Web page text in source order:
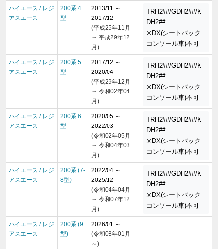
ハイエース / レジ
アスエース
200系 4
型
2013/11 ～
2017/12
(平成25年11月
～ 平成29年12
月)
TRH2##/GDH2##/K
DH2##
※DX(シートバック
コンソール車)不可
ハイエース / レジ
アスエース
200系 5
型
2017/12 ～
2020/04
(平成29年12月
～ 令和02年04
月)
TRH2##/GDH2##/K
DH2##
※DX(シートバック
コンソール車)不可
ハイエース / レジ
アスエース
200系 6
型
2020/05 ～
2022/03
(令和02年05月
～ 令和04年03
月)
TRH2##/GDH2##/K
DH2##
※DX(シートバック
コンソール車)不可
ハイエース / レジ
アスエース
200系 (7-
8型)
2022/04 ～
2025/12
(令和04年04月
～ 令和07年12
月)
TRH2##/GDH2##/K
DH2##
※DX(シートバック
コンソール車)不可
ハイエース / レジ
アスエース
200系 (9
型)
2026/01 ～
(令和08年01月
～)